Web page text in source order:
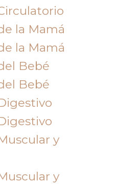
la Mamá
la Mamá
Bebé
Bebé
y
y